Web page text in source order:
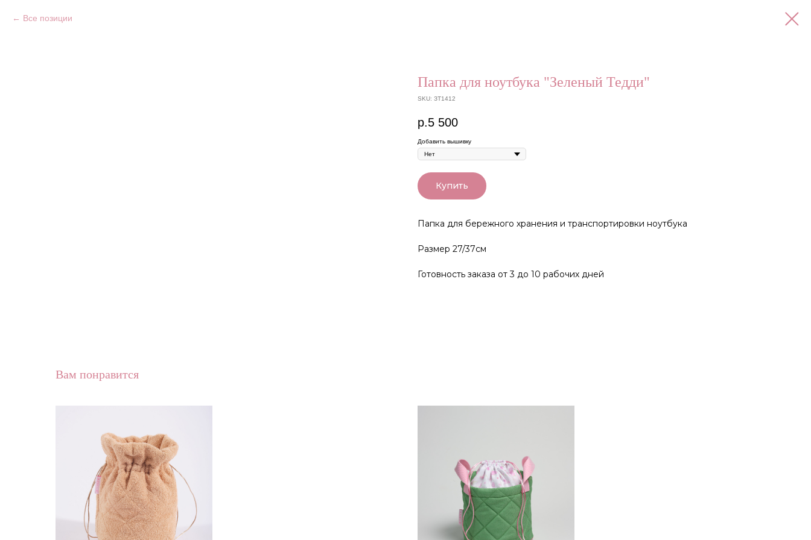
Все позиции
Папка для ноутбука "Зеленый Тедди"
SKU: ЗТ1412
р.5 500
Добавить вышивку
Купить
Папка для бережного хранения и транспортировки ноутбука
Размер 27/37см
Готовность заказа от 3 до 10 рабочих дней
Вам понравится